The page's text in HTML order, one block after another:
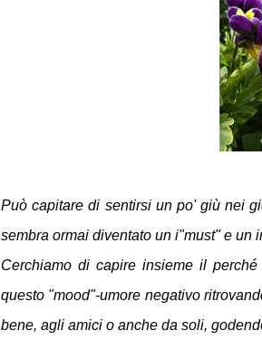
Può capitare di sentirsi un po' giù nei
sembra ormai diventato un i"must" e un
Cerchiamo di capire insieme il
questo "mood"-umore negativo
bene, agli amici o anche da soli,